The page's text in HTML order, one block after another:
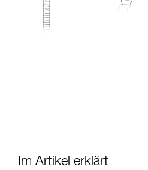
Im Artikel erklärt